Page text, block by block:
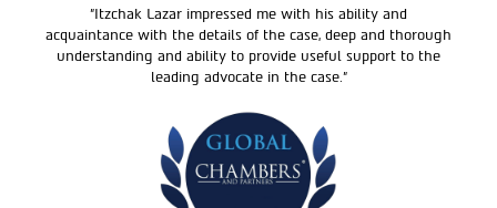
"Itzchak Lazar impressed me with his ability and
acquaintance with the details of the case, deep and thorough
understanding and ability to provide useful support to the
leading advocate in the case."